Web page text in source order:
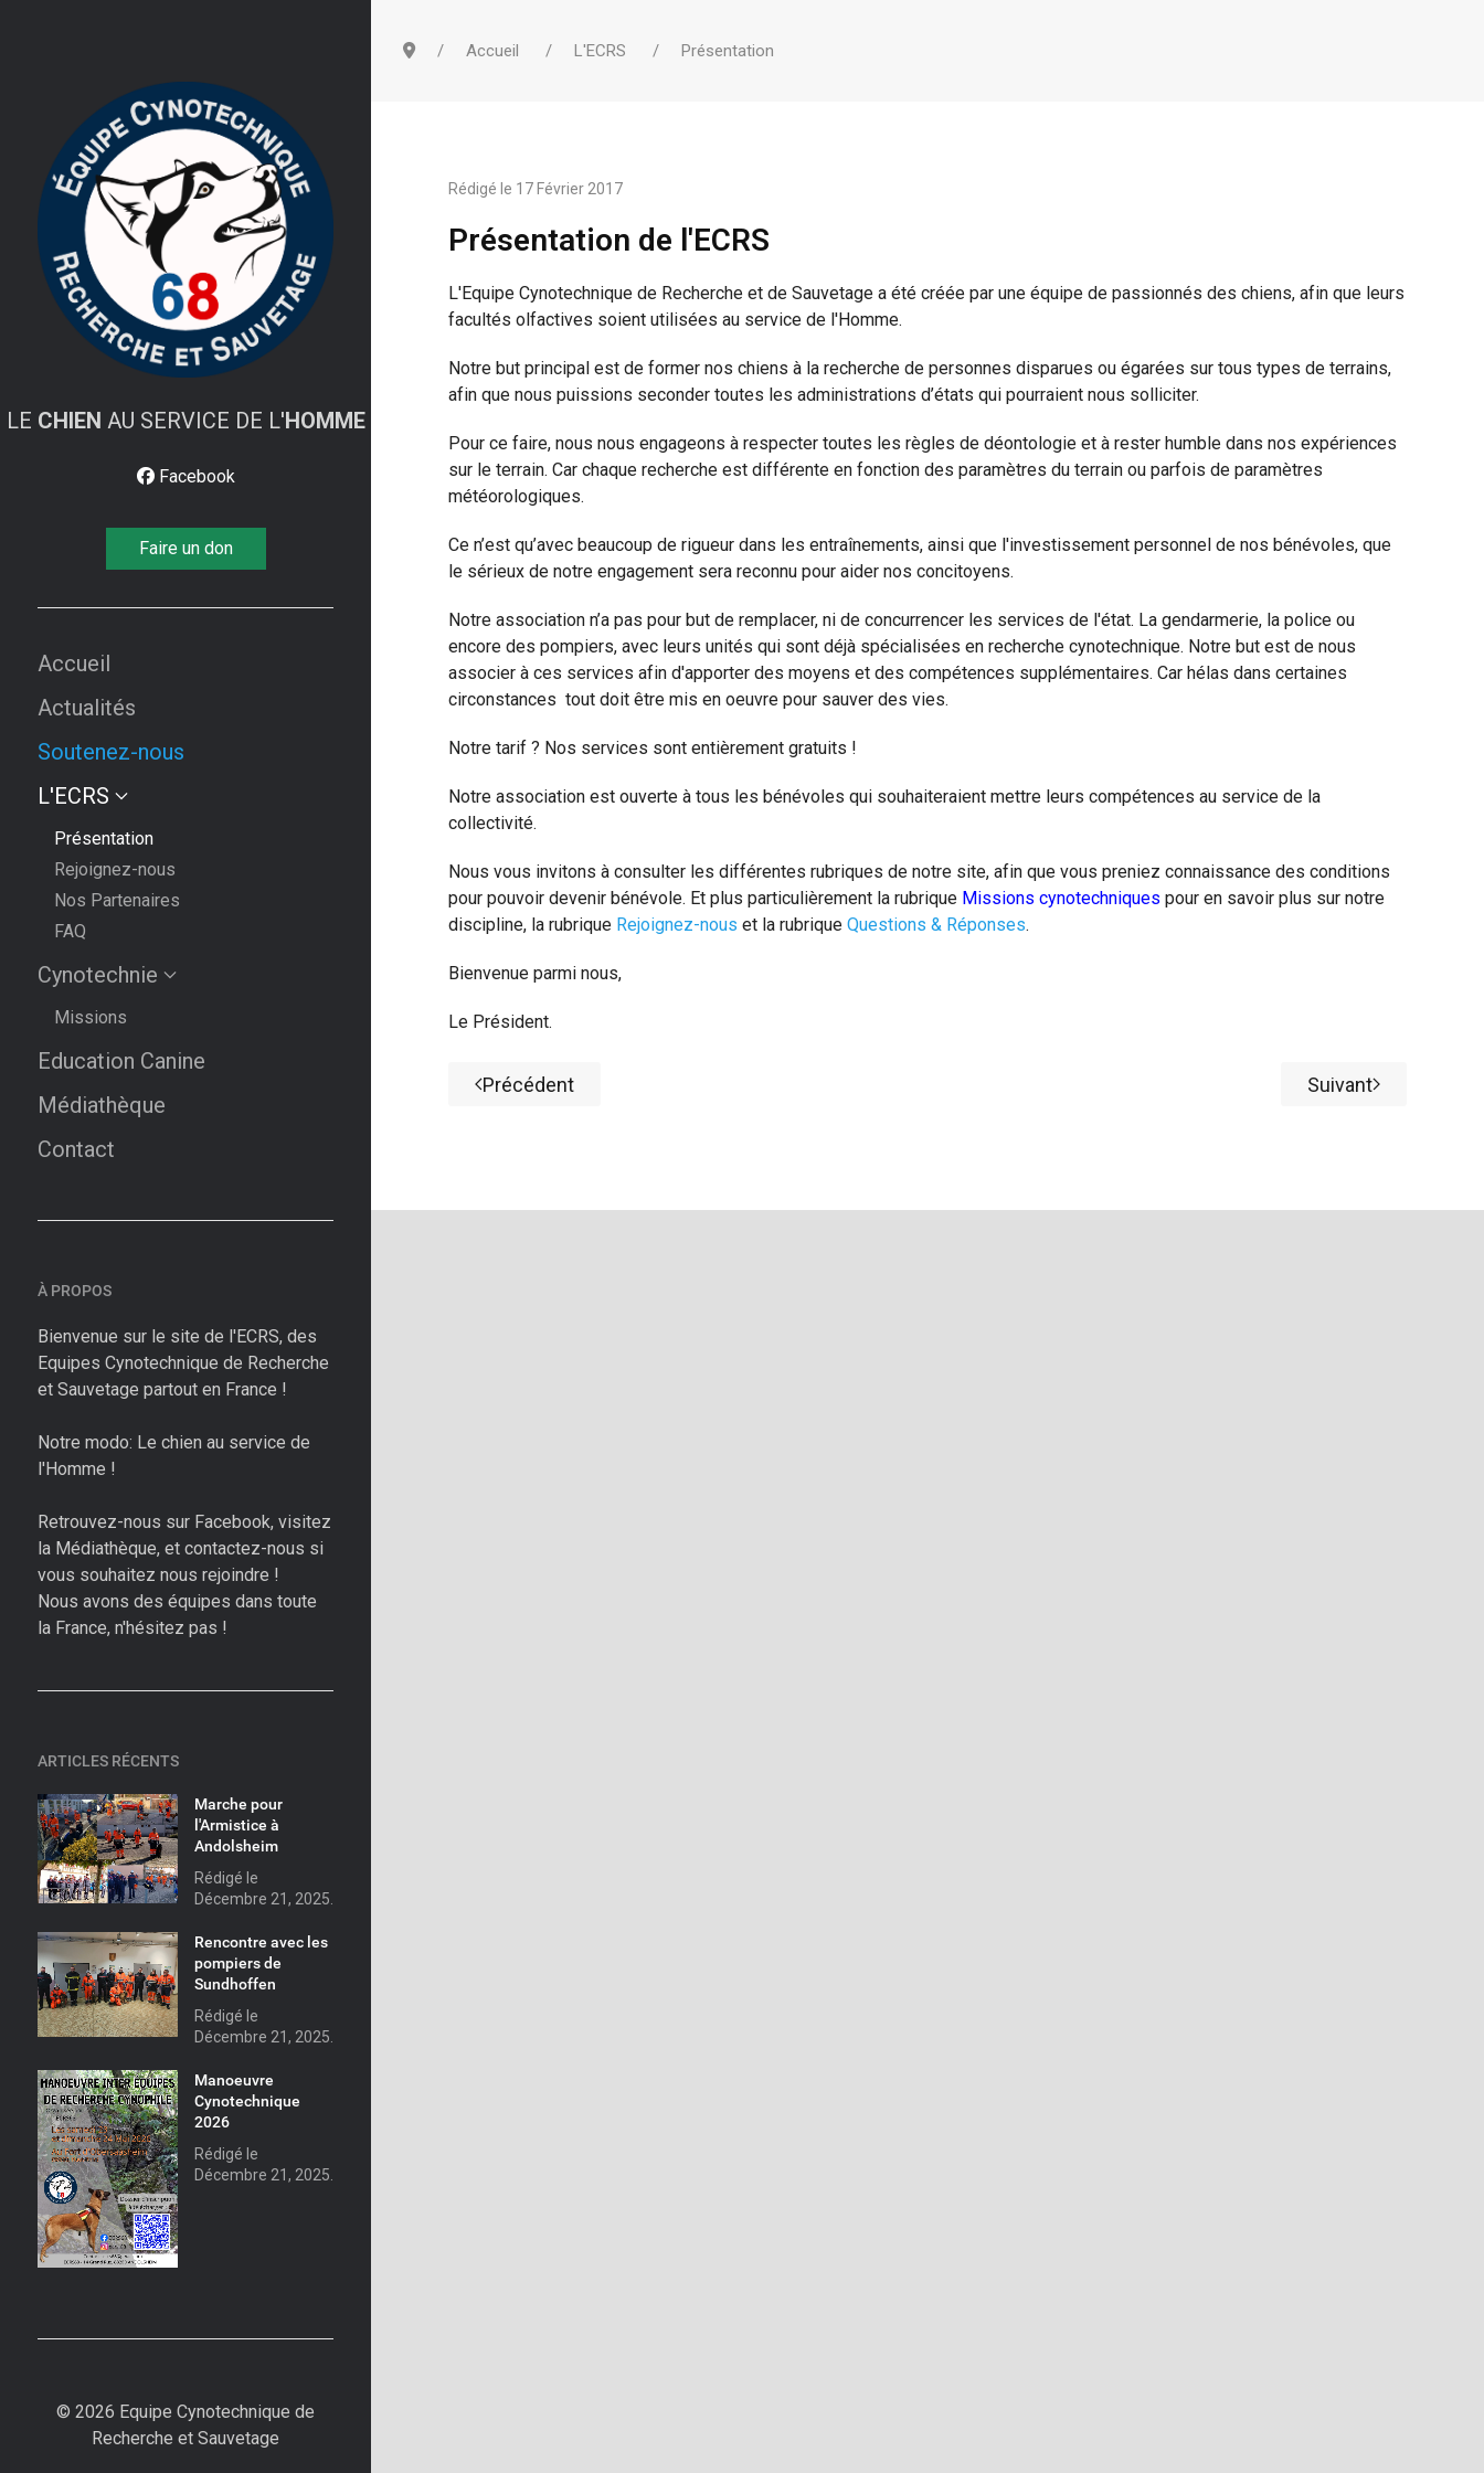
LE CHIEN AU SERVICE DE L'HOMME
Facebook
Faire un don
Accueil
Actualités
Soutenez-nous
L'ECRS
Présentation
Rejoignez-nous
Nos Partenaires
FAQ
Cynotechnie
Missions
Education Canine
Médiathèque
Contact
À PROPOS
Bienvenue sur le site de l'ECRS, des
Equipes Cynotechnique de Recherche
et Sauvetage partout en France !
Notre modo: Le chien au service de
l'Homme !
Retrouvez-nous sur Facebook, visitez
la Médiathèque, et contactez-nous si
vous souhaitez nous rejoindre !
Nous avons des équipes dans toute
la France, n'hésitez pas !
ARTICLES RÉCENTS
Marche pour
l'Armistice à
Andolsheim
Rédigé le
Décembre 21, 2025.
Rencontre avec les
pompiers de
Sundhoffen
Rédigé le
Décembre 21, 2025.
Manoeuvre
Cynotechnique
2026
Rédigé le
Décembre 21, 2025.
© 2026 Equipe Cynotechnique de
Recherche et Sauvetage
Accueil L'ECRS Présentation
Rédigé le 17 Février 2017
Présentation de l'ECRS
L'Equipe Cynotechnique de Recherche et de Sauvetage a été créée par une équipe de passionnés des chiens, afin que leurs
facultés olfactives soient utilisées au service de l'Homme.
Notre but principal est de former nos chiens à la recherche de personnes disparues ou égarées sur tous types de terrains,
afin que nous puissions seconder toutes les administrations d’états qui pourraient nous solliciter.
Pour ce faire, nous nous engageons à respecter toutes les règles de déontologie et à rester humble dans nos expériences
sur le terrain. Car chaque recherche est différente en fonction des paramètres du terrain ou parfois de paramètres
météorologiques.
Ce n’est qu’avec beaucoup de rigueur dans les entraînements, ainsi que l'investissement personnel de nos bénévoles, que
le sérieux de notre engagement sera reconnu pour aider nos concitoyens.
Notre association n’a pas pour but de remplacer, ni de concurrencer les services de l'état. La gendarmerie, la police ou
encore des pompiers, avec leurs unités qui sont déjà spécialisées en recherche cynotechnique. Notre but est de nous
associer à ces services afin d'apporter des moyens et des compétences supplémentaires. Car hélas dans certaines
circonstances tout doit être mis en oeuvre pour sauver des vies.
Notre tarif ? Nos services sont entièrement gratuits !
Notre association est ouverte à tous les bénévoles qui souhaiteraient mettre leurs compétences au service de la
collectivité.
Nous vous invitons à consulter les différentes rubriques de notre site, afin que vous preniez connaissance des conditions
pour pouvoir devenir bénévole. Et plus particulièrement la rubrique Missions cynotechniques pour en savoir plus sur notre
discipline, la rubrique Rejoignez-nous et la rubrique Questions & Réponses.
Bienvenue parmi nous,
Le Président.
Article précédent : Soutenez-nous
Précédent
Article suivant
Suivant